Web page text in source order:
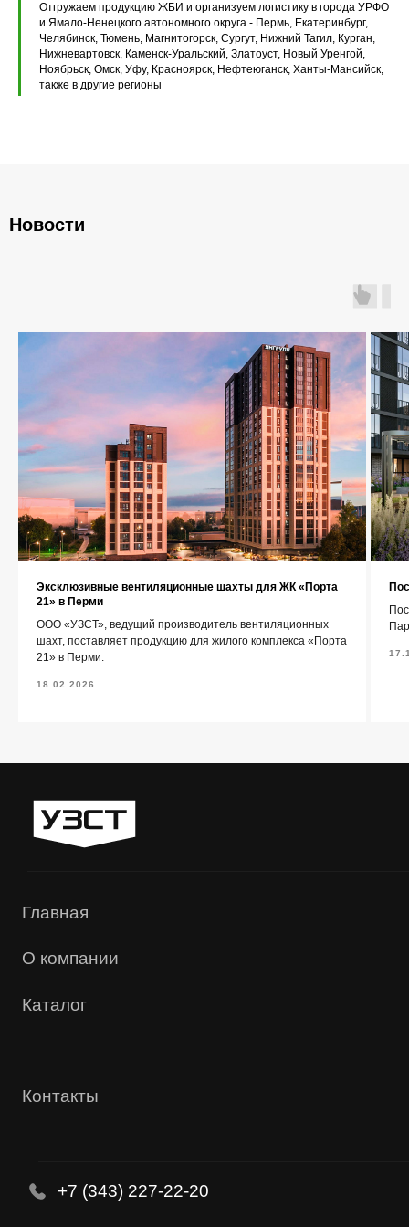
Отгружаем продукцию ЖБИ и организуем логистику в города УРФО
и Ямало-Ненецкого автономного округа - Пермь, Екатеринбург,
Челябинск, Тюмень, Магнитогорск, Сургут, Нижний Тагил, Курган,
Нижневартовск, Каменск-Уральский, Златоуст, Новый Уренгой,
Ноябрьск, Омск, Уфу, Красноярск, Нефтеюганск, Ханты-Мансийск,
также в другие регионы
Новости
Эксклюзивные вентиляционные шахты для ЖК «Порта
21» в Перми
ООО «УЗСТ», ведущий производитель вентиляционных
шахт, поставляет продукцию для жилого комплекса «Порта
21» в Перми.
18.02.2026
+7 (343) 227-22-20
info@1uzst.ru
О компании
Контакты
Каталог
«УЗСТ» 2026
Плиты перекрытия ПК
Плиты перекрытия ПБ